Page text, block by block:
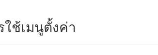
ใช้เมนูตั้งค่า